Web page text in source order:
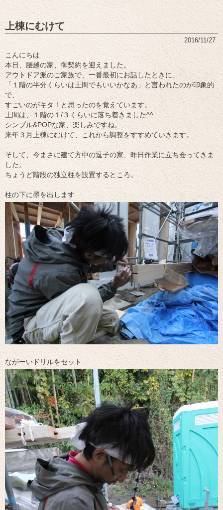
上棟にむけて
2016/11/27
こんにちは
本日、腰越の家、御契約を迎えました。
アウトドア派のご家族で、一番最初にお話したときに、
「１階の半分くらいは土間でもいいかなあ」と言われたのが印象的
で、
すごいのがキタ！と思ったのを覚えています。
土間は、１階の１/３くらいに落ち着きました^^
シンプル&POPな家、楽しみですね。
来年３月上棟にむけて、これから調整をすすめていきます。
そして、今まさに建て方中の逗子の家、昨日作業に立ち会ってきま
した。
ちょうど階段の独立柱を設置するところ。
柱の下に墨を出します
ながーいドリルをセット